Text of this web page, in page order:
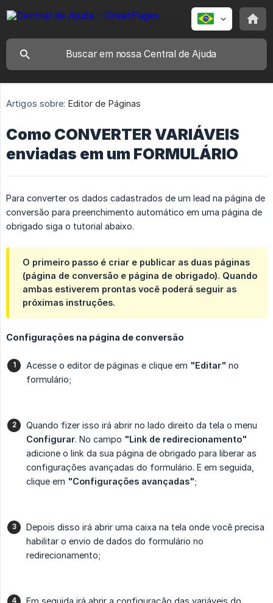
Artigos sobre: Editor de Páginas
Como CONVERTER VARIÁVEIS
enviadas em um FORMULÁRIO
Para converter os dados cadastrados de um lead na página de
conversão para preenchimento automático em uma página de
obrigado siga o tutorial abaixo.
O primeiro passo é criar e publicar as duas páginas
(página de conversão e página de obrigado). Quando
ambas estiverem prontas você poderá seguir as
próximas instruções.
Configurações na página de conversão
Acesse o editor de páginas e clique em "Editar" no
formulário;
Quando fizer isso irá abrir no lado direito da tela o menu
Configurar. No campo "Link de redirecionamento"
adicione o link da sua página de obrigado para liberar as
configurações avançadas do formulário. E em seguida,
clique em "Configurações avançadas";
Depois disso irá abrir uma caixa na tela onde você precisa
habilitar o envio de dados do formulário no
redirecionamento;
Em seguida irá abrir a configuração das variáveis do